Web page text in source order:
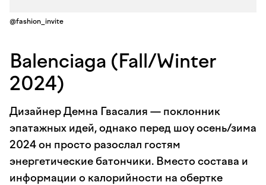
@fashion_invite
Balenciaga (Fall/Winter
2024)
Дизайнер Демна Гвасалия — поклонник
эпатажных идей, однако перед шоу осень/зима
2024 он просто разослал гостям
энергетические батончики. Вместо состава и
информации о калорийности на обертке